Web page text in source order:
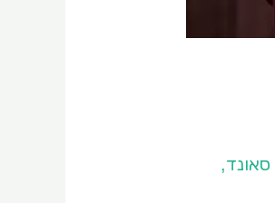
סאונד,